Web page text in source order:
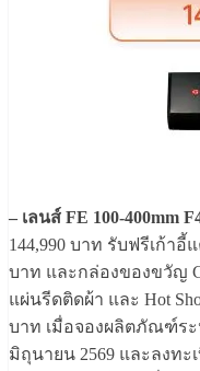
– เลนส์ FE 100-400mm
144,990 บาท รับฟรีเก้าอี้
บาท และกล่องของขวัญ
แผ่นรีดติดผ้า และ Hot
บาท เมื่อจองผลิตภัณฑ์ระ
มิถุนายน 2569 และลงท